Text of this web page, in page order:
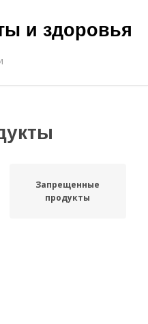
и здоровья
Запрещенные
продукты